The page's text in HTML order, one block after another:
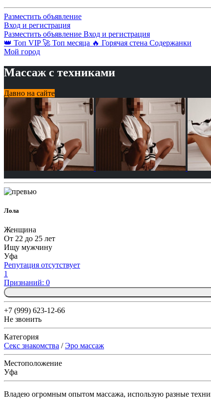
Разместить объявление
Вход и регистрация
Разместить объявление Вход и регистрация
👑 Топ VIP 🚀 Топ месяца 🔥 Горячая стена Содержанки
Мой город
Массаж с техниками
Давно на сайте
Лола
Женщина
От 22 до 25 лет
Ищу мужчину
Уфа
Репутация отсутствует
1
Признаний: 0
+7 (999) 623-12-66
Не звонить
Категория
Секс знакомства /Эро массаж
Местоположение
Уфа
Владею огромным опытом массажа, использую разные